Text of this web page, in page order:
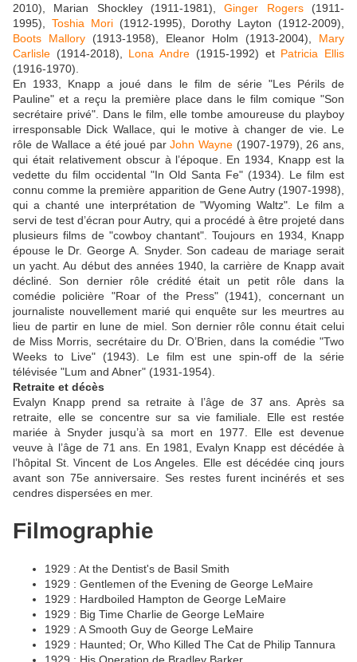
2010), Marian Shockley (1911-1981),Ginger Rogers(1911-
1995), Toshia Mori(1912-1995), Dorothy Layton (1912-2009),
Boots Mallory (1913-1958), Eleanor Holm (1913-2004), Mary
Carlisle (1914-2018), Lona Andre (1915-1992) et Patricia Ellis
(1916-1970).
En 1933, Knapp a joué dans le film de série "Les Périls de
Pauline" et a reçu la première place dans le film comique "Son
secrétaire privé". Dans le film, elle tombe amoureuse du playboy
irresponsable Dick Wallace, qui le motive à changer de vie. Le
rôle de Wallace a été joué parJohn Wayne (1907-1979), 26 ans,
qui était relativement obscur à l’époque. En 1934, Knapp est la
vedette du film occidental "In Old Santa Fe" (1934). Le film est
connu comme la première apparition de Gene Autry (1907-1998),
qui a chanté une interprétation de "Wyoming Waltz". Le film a
servi de test d’écran pour Autry, qui a procédé à être projeté dans
plusieurs films de "cowboy chantant". Toujours en 1934, Knapp
épouse le Dr. George A. Snyder. Son cadeau de mariage serait
un yacht. Au début des années 1940, la carrière de Knapp avait
décliné. Son dernier rôle crédité était un petit rôle dans la
comédie policière "Roar of the Press" (1941), concernant un
journaliste nouvellement marié qui enquête sur les meurtres au
lieu de partir en lune de miel. Son dernier rôle connu était celui
de Miss Morris, secrétaire du Dr. O’Brien, dans la comédie "Two
Weeks to Live" (1943). Le film est une spin-off de la série
télévisée "Lum and Abner" (1931-1954).
Retraite et décès
Evalyn Knapp prend sa retraite à l’âge de 37 ans. Après sa
retraite, elle se concentre sur sa vie familiale. Elle est restée
mariée à Snyder jusqu’à sa mort en 1977. Elle est devenue
veuve à l’âge de 71 ans. En 1981, Evalyn Knapp est décédée à
l’hôpital St. Vincent de Los Angeles. Elle est décédée cinq jours
avant son 75e anniversaire. Ses restes furent incinérés et ses
cendres dispersées en mer.
Filmographie
1929 : At the Dentist's de Basil Smith
1929 : Gentlemen of the Evening de George LeMaire
1929 : Hardboiled Hampton de George LeMaire
1929 : Big Time Charlie de George LeMaire
1929 : A Smooth Guy de George LeMaire
1929 : Haunted; Or, Who Killed The Cat de Philip Tannura